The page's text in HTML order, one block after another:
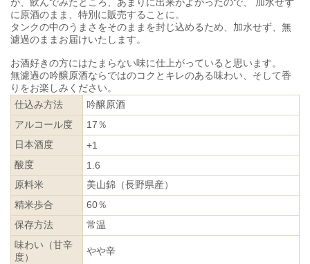
が、飲んでみたところ、あまりに出来がよかったので、 加水せず
に原酒のまま、特別に販売することに。
タンクの中のうまさをそのままを封じ込めるため、加水せず、無
濾過のままお届けいたします。
お酒好きの方にはたまらない味に仕上がっていると思います。
無濾過の吟醸原酒ならではのコクとキレのある味わい、そして香
りをお楽しみください。
仕込み方法
吟醸原酒
アルコール度
17％
日本酒度
+1
酸度
1.6
原料米
美山錦（長野県産）
精米歩合
60％
保存方法
常温
味わい（甘辛
度）
やや辛